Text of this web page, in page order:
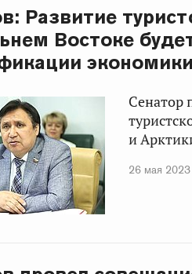
Развитие
Востоке
Сенатор
и
26 мая 2023